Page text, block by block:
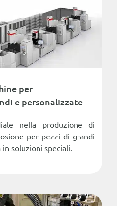
per
e personalizzate
nella produzione di
per pezzi di grandi
soluzioni speciali.